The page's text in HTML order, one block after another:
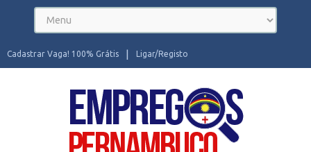
Ligar/Registo
Cadastrar Vaga! 100% Grátis